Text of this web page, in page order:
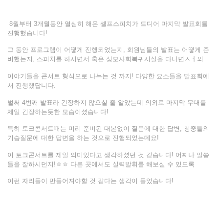
8월부터 3개월동안 열심히 해온 셀프스피치가 드디어 마지막 발표회를
진행했습니다!
그 동안 프로그램이 어떻게 진행되었는지, 회원님들의 발표는 어떻게 준
비했는지, 스피치를 하시면서 혹은 성모사회복귀시설을 다니면ㅅㅓ의
이야기들을 콘서트 형식으로 나누는 것 까지! 다양한 요소들을 발표회에
서 진행했답니다.
벌써 4번째 발표라 긴장하지 않으실 줄 알았는데 의외로 마지막 무대를
제일 긴장하는듯한 모습이셨습니다!
특히 토크콘서트때는 미리 준비된 대본없이 질문에 대한 답변, 청중들의
기습질문에 대한 답변을 하는 것으로 진행되었는데요!
이 토크콘서트를 제일 의미있다고 생각하셨던 것 같습니다! 어찌나 말씀
들을 잘하시던지!ㅎㅎ 다른 곳에서도 실력발휘를 해보실 수 있도록
이런 자리들이 만들어져야할 것 같다는 생각이 들었습니다!